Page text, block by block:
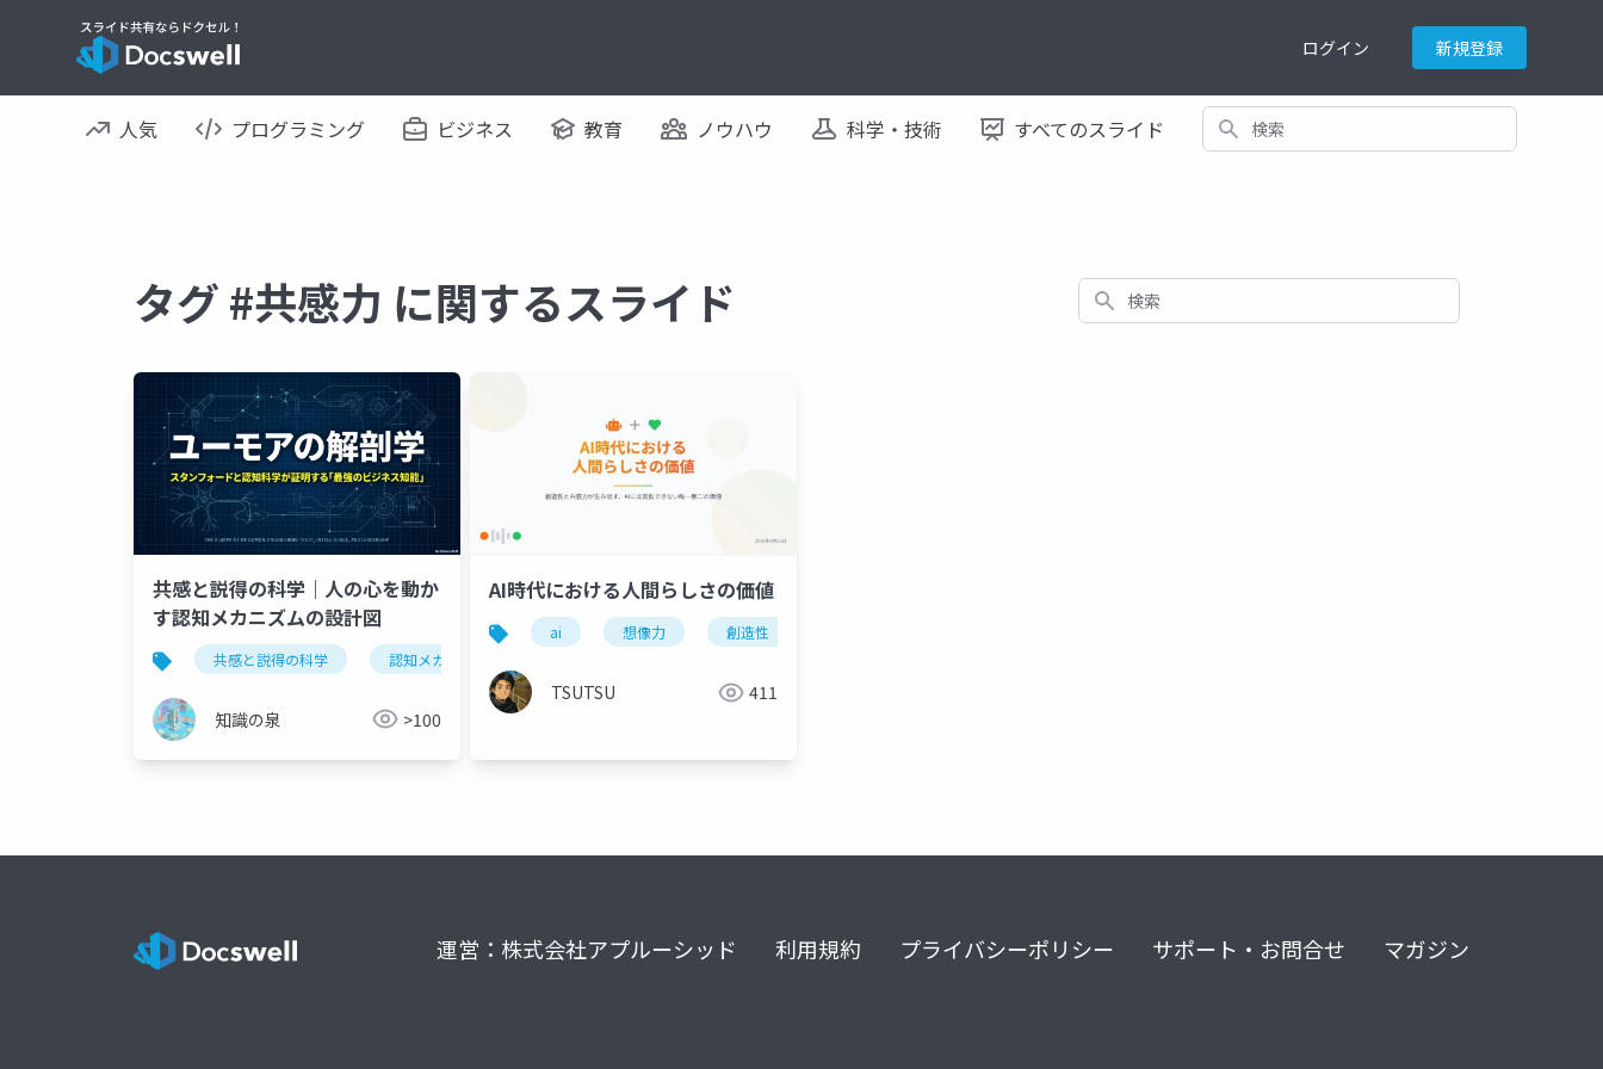
ログイン 新規登録
人気 プログラミング ビジネス 教育 ノウハウ 科学・技術 すべてのスライド 検索
タグ #共感力 に関するスライド 検索
共感と説得の科学｜人の心を動か
す認知メカニズムの設計図
共感と説得の科学 認知メカニズム
知識の泉 >100
AI時代における人間らしさの価値
ai 想像力 創造性
TSUTSU 411
運営：株式会社アプルーシッド 利用規約 プライバシーポリシー サポート・お問合せ マガジン